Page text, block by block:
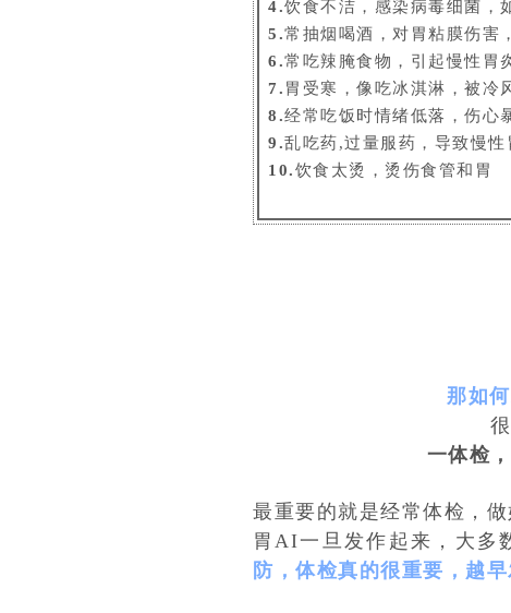
4.饮食不洁，感染病毒细菌，
5.常抽烟喝酒，对胃粘膜伤害
6.常吃辣腌食物，引起慢性胃
7. 胃受寒，像吃冰淇淋，被冷
8.经常吃饭时情绪低落，伤心
9.乱吃药,过量服药，导致慢性
10.饮食太烫，烫伤食管和胃
那如
一体检
最重要的就是经常体检，做
胃AI一旦发作起来，大多
防，体检真的很重要，越